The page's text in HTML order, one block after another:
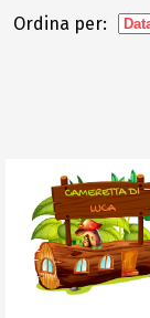
Ordina per: